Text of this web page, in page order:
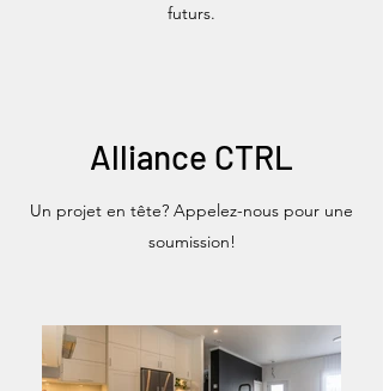
futurs.
Alliance CTRL
Un projet en tête? Appelez-nous pour une
soumission!